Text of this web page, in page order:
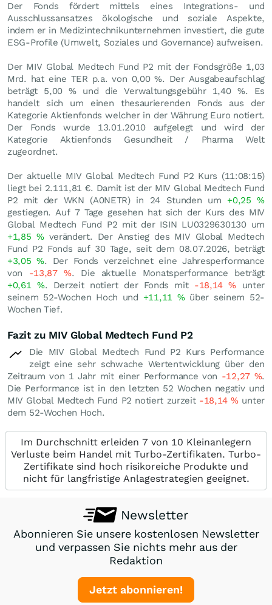
Der Fonds fördert mittels eines Integrations- und
Ausschlussansatzes ökologische und soziale Aspekte,
indem er in Medizintechnikunternehmen investiert, die gute
ESG-Profile (Umwelt, Soziales und Governance) aufweisen.
Der MIV Global Medtech Fund P2 mit der Fondsgröße 1,03
Mrd. hat eine TER p.a. von 0,00 %. Der Ausgabeaufschlag
beträgt 5,00 % und die Verwaltungsgebühr 1,40 %. Es
handelt sich um einen thesaurierenden Fonds aus der
Kategorie Aktienfonds welcher in der Währung Euro notiert.
Der Fonds wurde 13.01.2010 aufgelegt und wird der
Kategorie Aktienfonds Gesundheit / Pharma Welt
zugeordnet.
Der aktuelle MIV Global Medtech Fund P2 Kurs (11:08:15)
liegt bei 2.111,81 €. Damit ist der MIV Global Medtech Fund
P2 mit der WKN (A0NETR) in 24 Stunden um +0,25%
gestiegen. Auf 7 Tage gesehen hat sich der Kurs des MIV
Global Medtech Fund P2 mit der ISIN LU0329630130 um
+1,85 %verändert. Der Anstieg des MIV Global Medtech
Fund P2 Fonds auf 30 Tage, seit dem 08.07.2026, beträgt
+3,05%. Der Fonds verzeichnet eine Jahresperformance
von -13,87%. Die aktuelle Monatsperformance beträgt
+0,61 %. Derzeit notiert der Fonds mit -18,14% unter
seinem 52-Wochen Hoch und +11,11 %über seinem 52-
Wochen Tief.
Fazit zu MIV Global Medtech Fund P2
Die MIV Global Medtech Fund P2 Kurs Performance
zeigt eine sehr schwache Wertentwicklung über den
Zeitraum von 1 Jahr mit einer Performance von -12,27 %.
Die Performance ist in den letzten 52 Wochen negativ und
MIV Global Medtech Fund P2 notiert zurzeit -18,14% unter
dem 52-Wochen Hoch.
Im Durchschnitt erleiden 7 von 10 Kleinanlegern
Verluste beim Handel mit Turbo-Zertifikaten. Turbo-
Zertifikate sind hoch risikoreiche Produkte und
nicht für langfristige Anlagestrategien geeignet.
Newsletter
Abonnieren Sie unsere kostenlosen Newsletter
und verpassen Sie nichts mehr aus der
Redaktion
Jetzt abonnieren!